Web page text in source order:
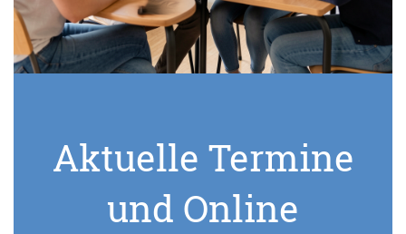
Aktuelle Termine
und Online